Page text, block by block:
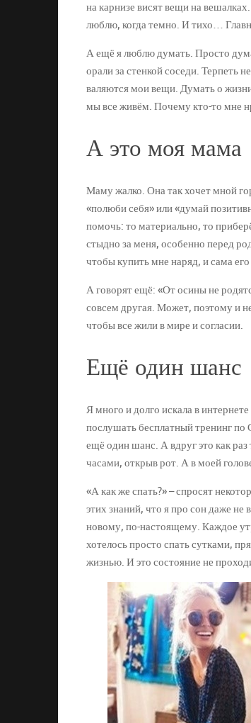
на карнизе висят вещи на
люблю, когда темно. И тихо…
А ещё я люблю думать. Просто
орали за стенкой соседи. Терпеть
валяются мои вещи. Думать о
мы все живём. Почему кто-то мне
А это моя мама
Маму жалко. Она так хочет мной
«полюби себя» или «думай
помочь: то материально, то
стыдно за меня, особенно перед
чтобы купить мне наряд, и сама
А говорят ещё: «От осины не
совсем другая. Может, поэтому и
чтобы все жили в мире и согласии.
Ещё один шанс
Я много и долго искала в
послушать бесплатный тренинг
ещё один шанс. А вдруг это как
часами, открыв рот. А в моей
«А как же спать?» – спросят
этих знаний, что я про сон даже не
новому, по-настоящему. Каждое
хотелось просто спать сутками,
жизнью. И это состояние не